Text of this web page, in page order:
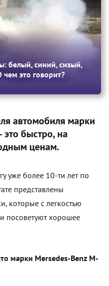
белый, синий, сизый,
это говорит?
автомобиля марки
это быстро, на
ценам.
уже более 10-ти лет по
представлены
которые с легкостью
посоветуют хорошее
марки Mersedes-Benz M-